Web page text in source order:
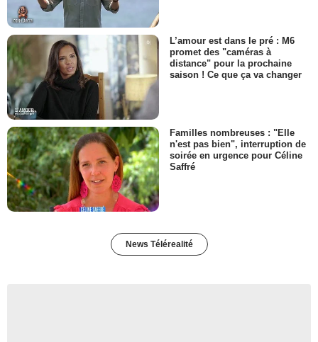
L’amour est dans le pré : M6
promet des "caméras à
distance" pour la prochaine
saison ! Ce que ça va changer
Familles nombreuses : "Elle
n'est pas bien", interruption de
soirée en urgence pour Céline
Saffré
News Télérealité